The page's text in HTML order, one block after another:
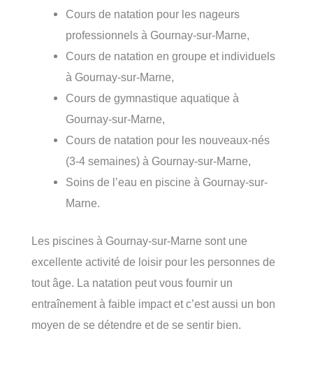
Cours de natation pour les nageurs
professionnels à Gournay-sur-Marne,
Cours de natation en groupe et individuels
à Gournay-sur-Marne,
Cours de gymnastique aquatique à
Gournay-sur-Marne,
Cours de natation pour les nouveaux-nés
(3-4 semaines) à Gournay-sur-Marne,
Soins de l’eau en piscine à Gournay-sur-
Marne.
Les piscines à Gournay-sur-Marne sont une
excellente activité de loisir pour les personnes de
tout âge. La natation peut vous fournir un
entraînement à faible impact et c’est aussi un bon
moyen de se détendre et de se sentir bien.